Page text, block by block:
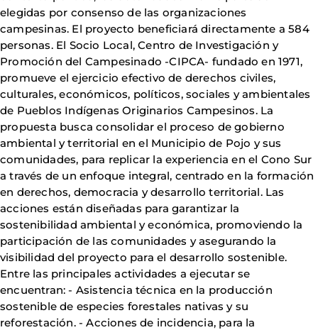
elegidas por consenso de las organizaciones
campesinas. El proyecto beneficiará directamente a 584
personas. El Socio Local, Centro de Investigación y
Promoción del Campesinado -CIPCA- fundado en 1971,
promueve el ejercicio efectivo de derechos civiles,
culturales, económicos, políticos, sociales y ambientales
de Pueblos Indígenas Originarios Campesinos. La
propuesta busca consolidar el proceso de gobierno
ambiental y territorial en el Municipio de Pojo y sus
comunidades, para replicar la experiencia en el Cono Sur
a través de un enfoque integral, centrado en la formación
en derechos, democracia y desarrollo territorial. Las
acciones están diseñadas para garantizar la
sostenibilidad ambiental y económica, promoviendo la
participación de las comunidades y asegurando la
visibilidad del proyecto para el desarrollo sostenible.
Entre las principales actividades a ejecutar se
encuentran: - Asistencia técnica en la producción
sostenible de especies forestales nativas y su
reforestación. - Acciones de incidencia, para la